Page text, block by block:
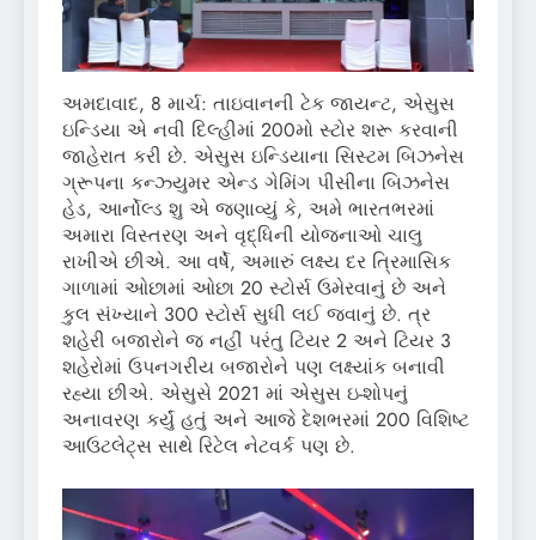
અમદાવાદ, 8 માર્ચ: તાઇવાનની ટેક જાયન્ટ, એસુસ
ઇન્ડિયા એ નવી દિલ્હીમાં 200મો સ્ટોર શરૂ કરવાની
જાહેરાત કરી છે. એસુસ ઇન્ડિયાના સિસ્ટમ બિઝનેસ
ગ્રૂપના કન્ઝ્યુમર એન્ડ ગેમિંગ પીસીના બિઝનેસ
હેડ, આર્નોલ્ડ શુ એ જણાવ્યું કે, અમે ભારતભરમાં
અમારા વિસ્તરણ અને વૃદ્ધિની યોજનાઓ ચાલુ
રાખીએ છીએ. આ વર્ષે, અમારું લક્ષ્ય દર ત્રિમાસિક
ગાળામાં ઓછામાં ઓછા 20 સ્ટોર્સ ઉમેરવાનું છે અને
કુલ સંખ્યાને 300 સ્ટોર્સ સુધી લઈ જવાનું છે. ત્ર
શહેરી બજારોને જ નહીં પરંતુ ટિયર 2 અને ટિયર 3
શહેરોમાં ઉપનગરીય બજારોને પણ લક્ષ્યાંક બનાવી
રહ્યા છીએ. એસુસે 2021 માં એસુસ ઇ-શોપનું
અનાવરણ કર્યું હતું અને આજે દેશભરમાં 200 વિશિષ્ટ
આઉટલેટ્સ સાથે રિટેલ નેટવર્ક પણ છે.